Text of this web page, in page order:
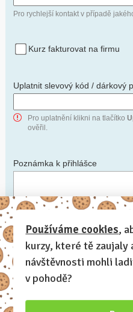
Pro rychlejší kontakt v případě
Kurz fakturovat na firmu
Uplatnit slevový kód / dárkový
Pro uplatnění klikni na tlačítko
ověřil.
Poznámka k přihlášce
Chceš-li se na cokoli zeptat, nebo
Anonymní profil –
vytvoří tvůj profil na
bude skrytý.
Chci dostávat Naučmese
Používáme cookies,
kurzy, které tě zaujaly
návštěvnosti mohli
v pohodě?